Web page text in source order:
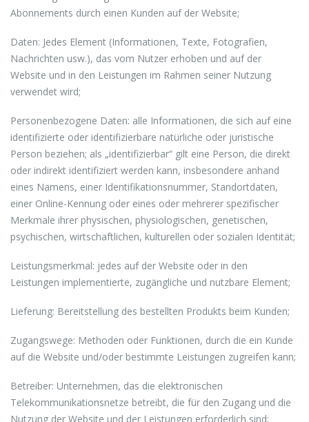
Abonnements durch einen Kunden auf der Website;
Daten: Jedes Element (Informationen, Texte, Fotografien,
Nachrichten usw.), das vom Nutzer erhoben und auf der
Website und in den Leistungen im Rahmen seiner Nutzung
verwendet wird;
Personenbezogene Daten: alle Informationen, die sich auf eine
identifizierte oder identifizierbare natürliche oder juristische
Person beziehen; als „identifizierbar“ gilt eine Person, die direkt
oder indirekt identifiziert werden kann, insbesondere anhand
eines Namens, einer Identifikationsnummer, Standortdaten,
einer Online-Kennung oder eines oder mehrerer spezifischer
Merkmale ihrer physischen, physiologischen, genetischen,
psychischen, wirtschaftlichen, kulturellen oder sozialen Identität;
Leistungsmerkmal: jedes auf der Website oder in den
Leistungen implementierte, zugängliche und nutzbare Element;
Lieferung: Bereitstellung des bestellten Produkts beim Kunden;
Zugangswege: Methoden oder Funktionen, durch die ein Kunde
auf die Website und/oder bestimmte Leistungen zugreifen kann;
Betreiber: Unternehmen, das die elektronischen
Telekommunikationsnetze betreibt, die für den Zugang und die
Nutzung der Website und der Leistungen erforderlich sind;